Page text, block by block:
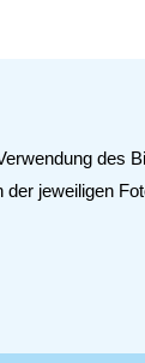
jeweiligen